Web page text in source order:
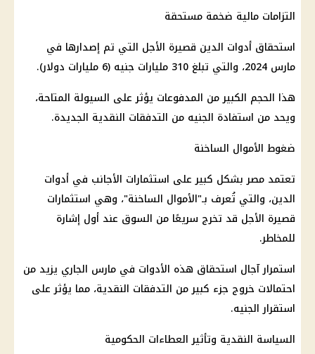
التزامات مالية ضخمة مستحقة
استحقاق أدوات الدين قصيرة الأجل التي تم إصدارها في
مارس 2024، والتي تبلغ 310 مليارات جنيه (6 مليارات
دولار).
هذا الحجم الكبير من المدفوعات يؤثر على السيولة المتاحة،
ويحد من استفادة الجنيه من التدفقات النقدية الجديدة.
ضغوط الأموال الساخنة
تعتمد مصر بشكل كبير على استثمارات الأجانب في أدوات
الدين، والتي تُعرف بـ"الأموال الساخنة"، وهي استثمارات
قصيرة الأجل قد تخرج سريعًا من السوق عند أول إشارة
للمخاطر.
استمرار آجال استحقاق هذه الأدوات في مارس الجاري يزيد من
احتمالات خروج جزء كبير من التدفقات النقدية، مما يؤثر على
استقرار الجنيه.
السياسة النقدية وتأثير العطاءات الحكومية